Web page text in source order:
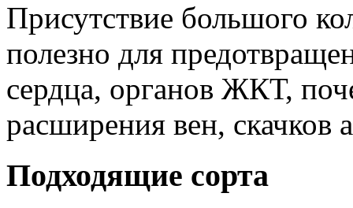
Присутствие большого
полезно для
сердца, органов ЖКТ,
расширения вен, скачков
Подходящие сорта